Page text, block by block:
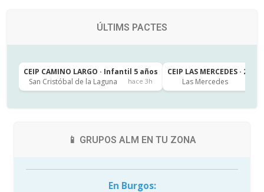
ÚLTIMS PACTES
CEIP CAMINO LARGO · Infantil 5 años
San Cristóbal de la Laguna
hace 3h
CEIP LAS MERCEDES · 2º
Las Mercedes
📱 GRUPOS ALM EN TU ZONA
En Burgos: